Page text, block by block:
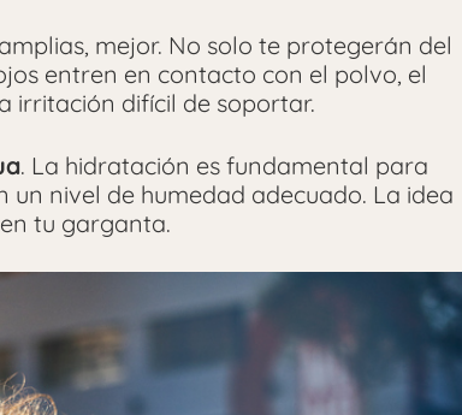
mejor. No solo te protegerán del
entren en contacto con el polvo, el
irritación difícil de soportar.
. La hidratación es fundamental para
nivel de humedad adecuado. La idea
tu garganta.